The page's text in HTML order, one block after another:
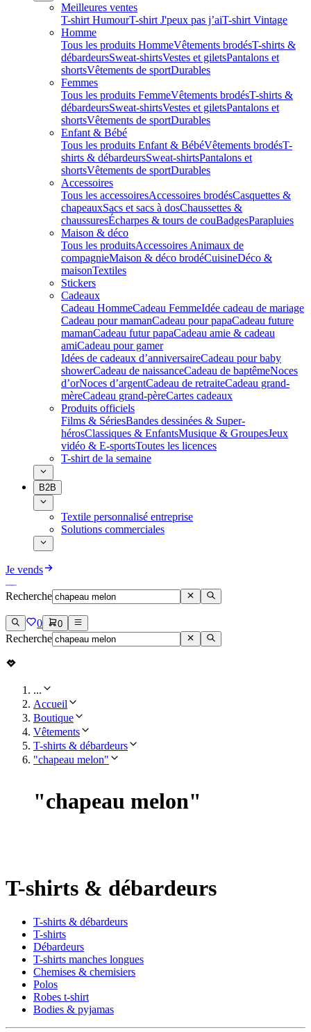
Meilleures ventes
T-shirt HumourT-shirt J'peux pas j’aiT-shirt Vintage
Homme
Tous les produits HommeVêtements brodésT-shirts &
débardeursSweat-shirtsVestes et giletsPantalons et
shortsVêtements de sportDurables
Femmes
Tous les produits FemmeVêtements brodésT-shirts &
débardeursSweat-shirtsVestes et giletsPantalons et
shortsVêtements de sportDurables
Enfant & Bébé
Tous les produits Enfant & BébéVêtements brodésT-
shirts & débardeursSweat-shirtsPantalons et
shortsVêtements de sportDurables
Accessoires
Tous les accessoiresAccessoires brodésCasquettes &
chapeauxSacs et sacs à dosChaussettes &
chaussuresÉcharpes & tours de couBadgesParapluies
Maison & déco
Tous les produitsAccessoires Animaux de
compagnieMaison & déco brodéCuisineDéco &
maisonTextiles
Stickers
Cadeaux
Cadeau HommeCadeau FemmeIdée cadeau de mariage​
Cadeau pour mamanCadeau pour papaCadeau future
mamanCadeau futur papaCadeau amie & cadeau
amiCadeau pour gamer
Idées de cadeaux d’anniversaireCadeau pour baby
showerCadeau de naissanceCadeau de baptêmeNoces
d’orNoces d’argentCadeau de retraiteCadeau grand-
mèreCadeau grand-pèreCartes cadeaux
Produits officiels
Films & SériesBandes dessinées & Super-
hérosClassiques & EnfantsMusique & GroupesJeux
vidéo & E-sportsToutes les licences
T-shirt de la semaine
B2B
Textile personnalisé entreprise
Solutions commerciales
Je vends
Recherche
0 0
Recherche
...
Accueil
Boutique
Vêtements
T-shirts & débardeurs
"chapeau melon"
"chapeau melon"
T-shirts & débardeurs
T-shirts & débardeurs
T-shirts
Débardeurs
T-shirts manches longues
Chemises & chemisiers
Polos
Robes t-shirt
Bodies & pyjamas